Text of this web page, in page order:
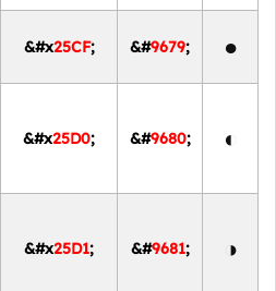
●
&#9679;
&#x25CF;
◐
&#9680;
&#x25D0;
◑
&#9681;
&#x25D1;